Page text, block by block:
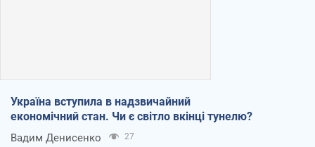
Україна вступила в надзвичайний
економічний стан. Чи є світло вкінці тунелю?
Вадим Денисенко 27